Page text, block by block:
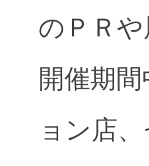
のＰＲ
開催期
ョン店